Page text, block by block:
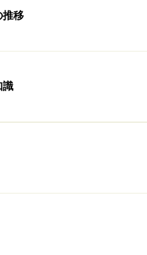
はロマネスク様式だが、
バラ窓が取り付けられた
会が立っていたが、4世
ノの墓が発見されると
が建設され、棺は半地
で、周囲から発掘され
が転用されている。全
を模したロマネスク様
い聖堂に仕上がってい
い空間に差し込む光を
推移
識